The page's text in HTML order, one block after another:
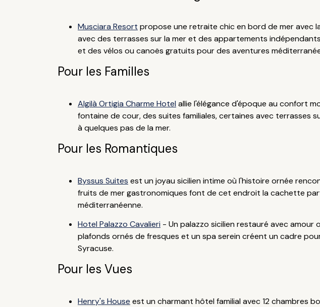
Musciara Resort propose une retraite chic en bord de mer avec
avec des terrasses sur la mer et des appartements
et des vélos ou canoës gratuits pour des aventures
Pour les Familles
Algilà Ortigia Charme Hotel allie l'élégance d'époque au confort
fontaine de cour, des suites familiales, certaines avec terrasses
à quelques pas de la mer.
Pour les Romantiques
Byssus Suites est un joyau sicilien intime où l'histoire ornée
fruits de mer gastronomiques font de cet endroit la cachette
méditerranéenne.
Hotel Palazzo Cavalieri - Un palazzo sicilien restauré avec amour
plafonds ornés de fresques et un spa serein créent un cadre
Syracuse.
Pour les Vues
Henry's House est un charmant hôtel familial avec 12 chambres